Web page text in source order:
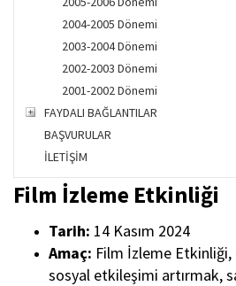
2004-2005 Dönemi
2003-2004 Dönemi
2002-2003 Dönemi
2001-2002 Dönemi
FAYDALI BAĞLANTILAR
BAŞVURULAR
İLETİŞİM
Film İzleme Etkinliği
Tarih: 14 Kasım 2024
Amaç: Film İzleme Etkinliği,
sosyal etkileşimi artırmak,